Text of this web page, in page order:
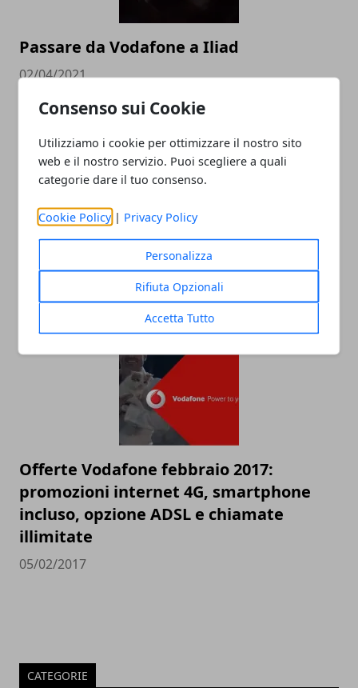
Consenso sui Cookie
Utilizziamo i cookie per ottimizzare il nostro sito
web e il nostro servizio. Puoi scegliere a quali
categorie dare il tuo consenso.
Cookie Policy | Privacy Policy
Personalizza
Rifiuta Opzionali
Accetta Tutto
Passare da Vodafone a Iliad
02/04/2021
Samsung S8 e S8 Plus non nascono
molto bene
03/04/2017
Offerte Vodafone febbraio 2017:
promozioni internet 4G, smartphone
incluso, opzione ADSL e chiamate
illimitate
05/02/2017
CATEGORIE